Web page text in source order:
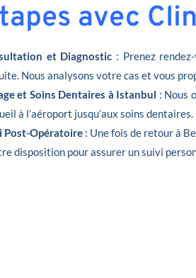
avec
et Diagnostic : Prenez
Nous analysons votre cas et vous
et Soins Dentaires à Istanbul : Nous
à l’aéroport jusqu’aux soins dentaires.
Post-Opératoire : Une fois de retour à
disposition pour assurer un suivi